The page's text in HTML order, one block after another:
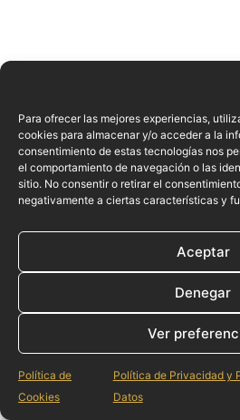
Para ofrecer las mejores experiencias,
cookies para almacenar y/o acceder a la
consentimiento de estas tecnologías nos
el comportamiento de navegación o las
sitio. No consentir o retirar el
negativamente a ciertas características y
Aceptar
Denegar
Ver
Política de
Cookies
Política de Privacidad y
Datos